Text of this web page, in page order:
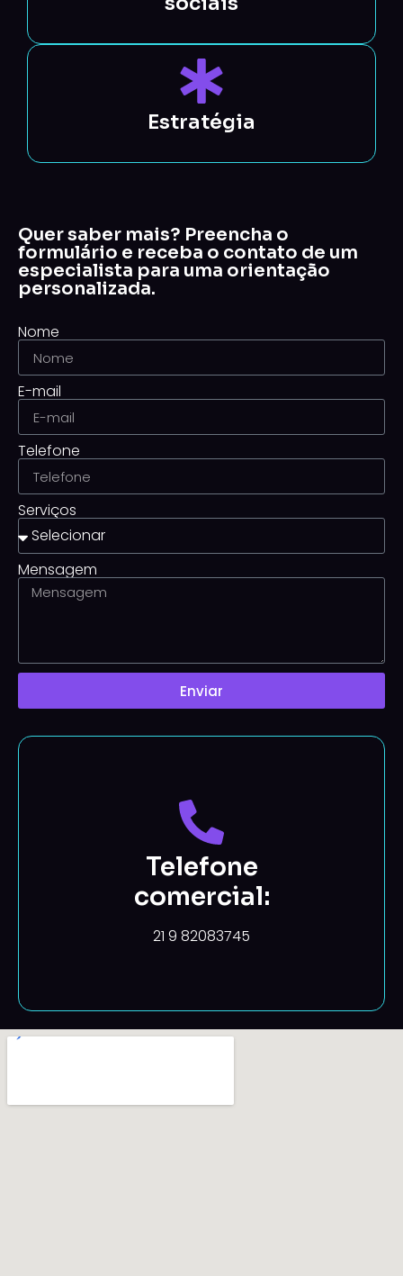
Estratégia
Quer saber mais? Preencha o
formulário e receba o contato de um
especialista para uma orientação
personalizada.
Nome
E-mail
Telefone
Serviços
Mensagem
Enviar
Telefone
comercial:
21 9 82083745